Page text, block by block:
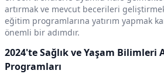
artırmak ve mevcut becerileri
eğitim programlarına yatırım yapmak
önemli bir adımdır.
2024'te Sağlık ve Yaşam Bilimleri
Programları